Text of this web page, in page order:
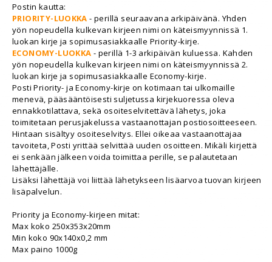
Postin kautta:
PRIORITY-LUOKKA - perillä seuraavana arkipäivänä. Yhden
yön nopeudella kulkevan kirjeen nimi on käteismyynnissä 1.
luokan kirje ja sopimusasiakkaalle Priority-kirje.
ECONOMY-LUOKKA - perillä 1-3 arkipäivän kuluessa. Kahden
yön nopeudella kulkevan kirjeen nimi on käteismyynnissä 2.
luokan kirje ja sopimusasiakkaalle Economy-kirje.
Posti Priority- ja Economy-kirje on kotimaan tai ulkomaille
menevä, pääsääntöisesti suljetussa kirjekuoressa oleva
ennakkotilattava, sekä osoiteselvitettävä lähetys, joka
toimitetaan perusjakelussa vastaanottajan postiosoitteeseen.
Hintaan sisältyy osoiteselvitys. Ellei oikeaa vastaanottajaa
tavoiteta, Posti yrittää selvittää uuden osoitteen. Mikäli kirjettä
ei senkään jälkeen voida toimittaa perille, se palautetaan
lähettäjälle.
Lisäksi lähettäjä voi liittää lähetykseen lisäarvoa tuovan kirjeen
lisäpalvelun.
Priority ja Economy-kirjeen mitat:
Max koko 250x353x20mm
Min koko 90x140x0,2 mm
Max paino 1000g